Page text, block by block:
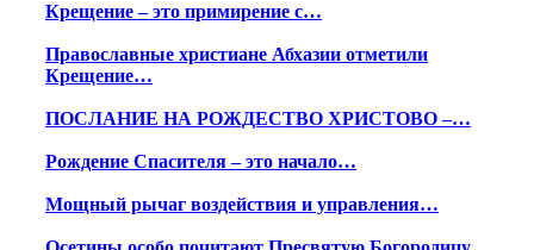
Крещение – это примирение с…
Православные христиане Абхазии отметили
Крещение…
ПОСЛАНИЕ НА РОЖДЕСТВО ХРИСТОВО –…
Рождение Спасителя – это начало…
Мощный рычаг воздействия и управления…